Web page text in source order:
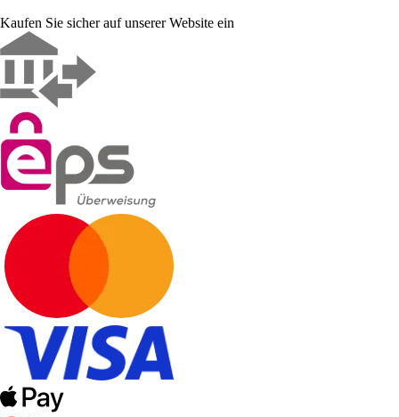
Kaufen Sie sicher auf unserer Website ein